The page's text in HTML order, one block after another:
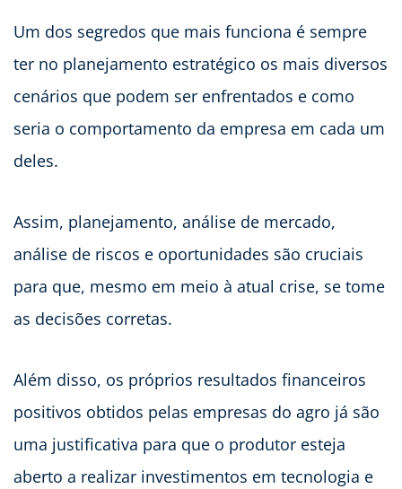
Um dos segredos que mais funciona é sempre
ter no planejamento estratégico os mais diversos
cenários que podem ser enfrentados e como
seria o comportamento da empresa em cada um
deles.
Assim, planejamento, análise de mercado,
análise de riscos e oportunidades são cruciais
para que, mesmo em meio à atual crise, se tome
as decisões corretas.
Além disso, os próprios resultados financeiros
positivos obtidos pelas empresas do agro já são
uma justificativa para que o produtor esteja
aberto a realizar investimentos em tecnologia e